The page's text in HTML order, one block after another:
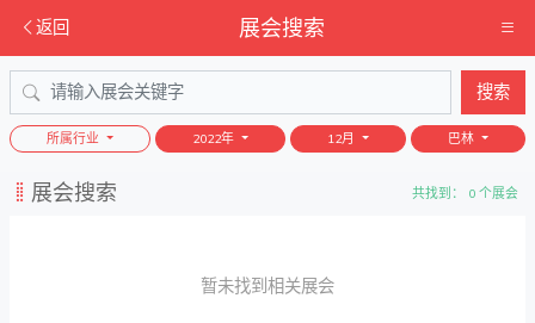
返回 展会搜索
搜索
所属行业 2022年 12月 巴林
展会搜索 共找到： 0 个展会
暂未找到相关展会